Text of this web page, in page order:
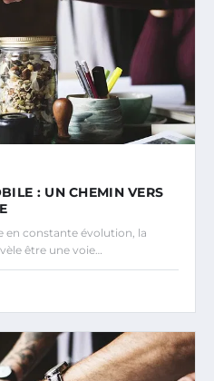
: UN CHEMIN VERS
constante évolution, la
être une voie…